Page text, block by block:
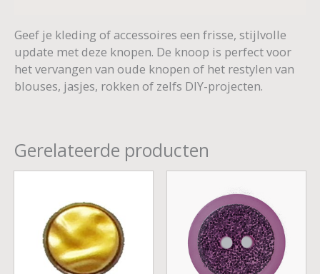
Geef je kleding of accessoires een frisse, stijlvolle
update met deze knopen. De knoop is perfect voor
het vervangen van oude knopen of het restylen van
blouses, jasjes, rokken of zelfs DIY-projecten.
Gerelateerde producten
€ 0,80
tot
€ 0,95